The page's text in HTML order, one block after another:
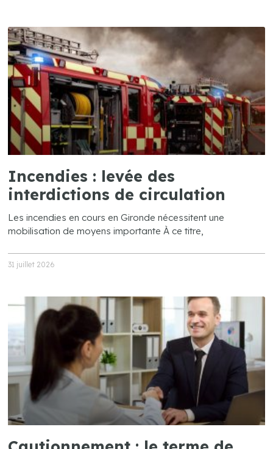
Incendies : levée des
interdictions de circulation
Les incendies en cours en Gironde nécessitent une
mobilisation de moyens importante À ce titre,
31 juillet 2026